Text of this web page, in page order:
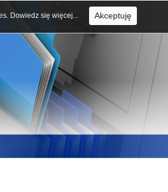
Dowiedz się więcej... Akceptuję